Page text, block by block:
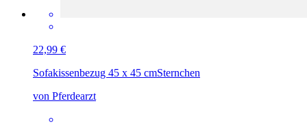
22,99 €
Sofakissenbezug 45 x 45 cmSternchen
von Pferdearzt